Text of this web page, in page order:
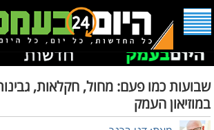
שבועות כמו פעם: מחול, חקלאות,
במוזיאון העמק